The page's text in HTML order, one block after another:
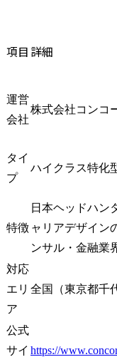
項目 詳細
運営
会社
株式会社コンコ
タイ
プ
ハイクラス特化
特徴
日本ヘッドハン
ャリアデザイン
ンサル・金融業
対応
エリ
ア
全国（東京都千
公式
サイ https://